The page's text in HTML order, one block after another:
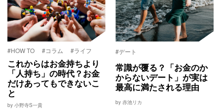
#HOW TO #コラム #ライフ
これからはお金持ちより
「人持ち」の時代？お金
だけあってもできないこ
と
by 小野寺S一貴
#デート
常識が覆る？「お金のか
からないデート」が実は
最高に満たされる理由
by 赤池リカ